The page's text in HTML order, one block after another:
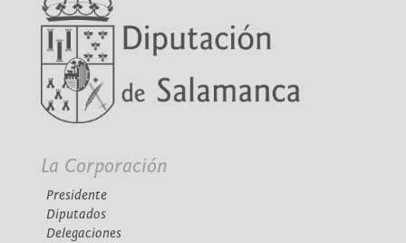
La Corporación
Presidente
Diputados
Delegaciones